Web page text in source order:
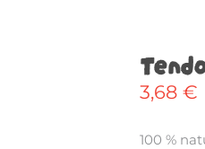
3,68 €
100 %